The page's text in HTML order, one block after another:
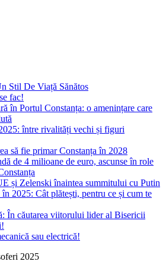
Stil De Viață Sănătos
fac!
în Portul Constanța: o amenințare care
între rivalități vechi și figuri
să fie primar Constanța în 2028
de 4 milioane de euro, ascunse în role
și Zelenski înaintea summitului cu Putin
2025: Cât plătești, pentru ce și cum te
În căutarea viitorului lider al Bisericii
sau electrică!
2025